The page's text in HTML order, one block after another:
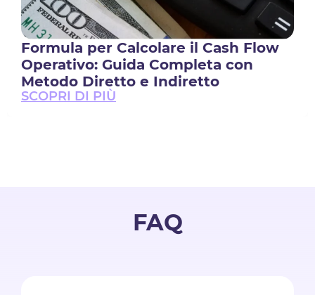
Formula per Calcolare il Cash Flow
Operativo: Guida Completa con
Metodo Diretto e Indiretto
SCOPRI DI PIÙ
FAQ